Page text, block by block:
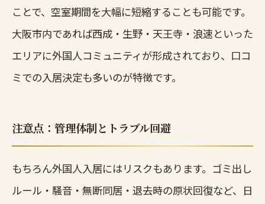
ことで、空室期間を大幅に短縮することも可能です。
大阪市内であれば西成・生野・天王寺・浪速といった
エリアに外国人コミュニティが形成されており、口コ
ミでの入居決定も多いのが特徴です。
注意点：管理体制とトラブル回避
もちろん外国人入居にはリスクもあります。ゴミ出し
ルール・騒音・無断同居・退去時の原状回復など、日